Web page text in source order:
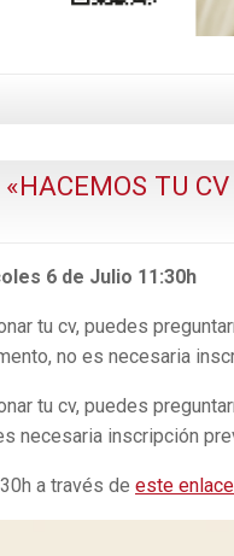
TU
6 de Julio 11:30h
tu cv, puedes
no es necesaria
tu cv, puedes
necesaria inscripción
a través de este